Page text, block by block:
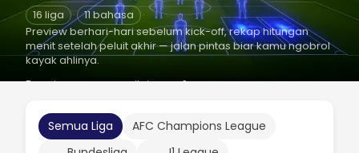
16 liga
· 11 bahasa
·
Preview berhari-hari sebelum kick-off, rekap hitungan
menit setelah peluit akhir — jalan pintas biar kamu ngobrol
kayak ahlinya.
Bagaimana cara penilaiannya?
Semua Liga
AFC Champions League